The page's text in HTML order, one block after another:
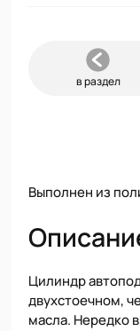
в раздел
Выполнен из
Цилиндр
двухстоечном,
масла. Нередко